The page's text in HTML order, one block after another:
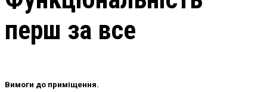
перш за все
Вимоги до приміщення.